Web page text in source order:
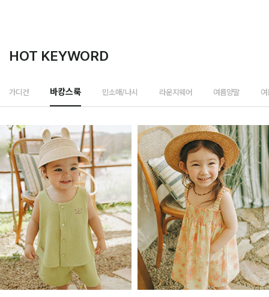
HOT KEYWORD
가디건 바캉스룩 민소매/나시 라운지웨어 여름양말